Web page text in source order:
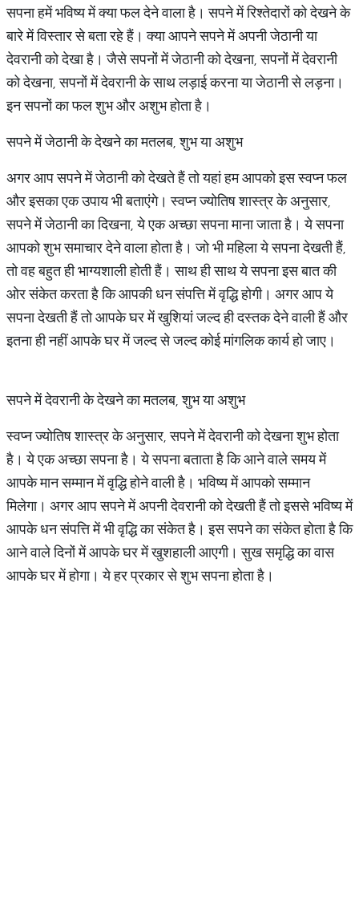
सपना हमें भविष्य में क्या फल देने वाला है। सपने में रिश्तेदारों को देखने के
बारे में विस्तार से बता रहे हैं। क्या आपने सपने में अपनी जेठानी या
देवरानी को देखा है। जैसे सपनों में जेठानी को देखना, सपनों में देवरानी
को देखना, सपनों में देवरानी के साथ लड़ाई करना या जेठानी से लड़ना।
इन सपनों का फल शुभ और अशुभ होता है।
सपने में जेठानी के देखने का मतलब, शुभ या अशुभ
अगर आप सपने में जेठानी को देखते हैं तो यहां हम आपको इस स्वप्न फल
और इसका एक उपाय भी बताएंगे। स्वप्न ज्योतिष शास्त्र के अनुसार,
सपने में जेठानी का दिखना, ये एक अच्छा सपना माना जाता है। ये सपना
आपको शुभ समाचार देने वाला होता है। जो भी महिला ये सपना देखती हैं,
तो वह बहुत ही भाग्यशाली होती हैं। साथ ही साथ ये सपना इस बात की
ओर संकेत करता है कि आपकी धन संपत्ति में वृद्धि होगी। अगर आप ये
सपना देखती हैं तो आपके घर में खुशियां जल्द ही दस्तक देने वाली हैं और
इतना ही नहीं आपके घर में जल्द से जल्द कोई मांगलिक कार्य हो जाए।
सपने में देवरानी के देखने का मतलब, शुभ या अशुभ
स्वप्न ज्योतिष शास्त्र के अनुसार, सपने में देवरानी को देखना शुभ होता
है। ये एक अच्छा सपना है। ये सपना बताता है कि आने वाले समय में
आपके मान सम्मान में वृद्धि होने वाली है। भविष्य में आपको सम्मान
मिलेगा। अगर आप सपने में अपनी देवरानी को देखती हैं तो इससे भविष्य में
आपके धन संपत्ति में भी वृद्धि का संकेत है। इस सपने का संकेत होता है कि
आने वाले दिनों में आपके घर में खुशहाली आएगी। सुख समृद्धि का वास
आपके घर में होगा। ये हर प्रकार से शुभ सपना होता है।